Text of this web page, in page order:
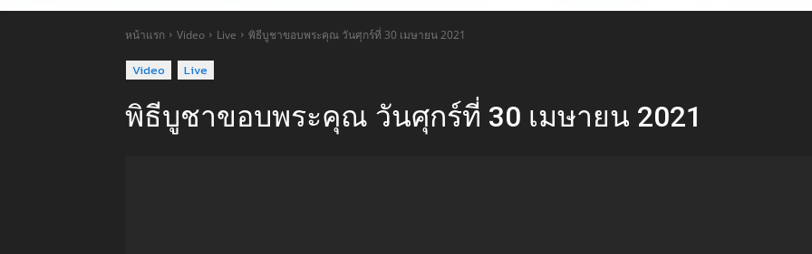
หน้าแรก Video Live พิธีบูชาขอบพระคุณ วันศุกร์ที่ 30 เมษายน 2021
Video Live
พิธีบูชาขอบพระคุณ วันศุกร์ที่ 30 เมษายน 2021